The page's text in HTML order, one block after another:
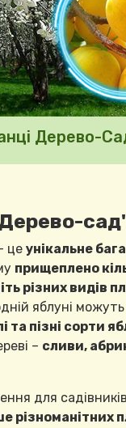
Дерево-
це унікальне
прищеплено
різних видів
яблуні
та пізні сорти
– сливи,
для
різноманітних